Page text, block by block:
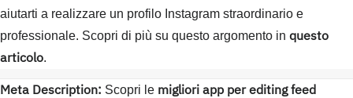
aiutarti a realizzare un profilo Instagram straordinario e
professionale. Scopri di più su questo argomento in questo
articolo.
Meta Description: Scopri le migliori app per editing feed